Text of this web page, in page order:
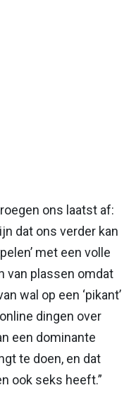
ons laatst af:
dat ons verder kan
met een volle
van plassen omdat
wal op een ‘pikant’
dingen over
een dominante
te doen, en dat
ook seks heeft.”